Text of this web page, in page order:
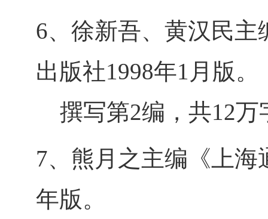
6、徐新吾、黄汉民
出版社1998年1月版。
撰写第2编，共12万
7、熊月之主编《上海
年版。